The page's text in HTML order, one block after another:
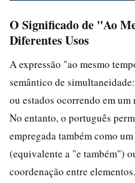
O Significado de "Ao
Diferentes Usos
A expressão "ao mesmo
semântico de
ou estados ocorrendo em
No entanto, o português
empregada também como
(equivalente a "e também")
coordenação entre